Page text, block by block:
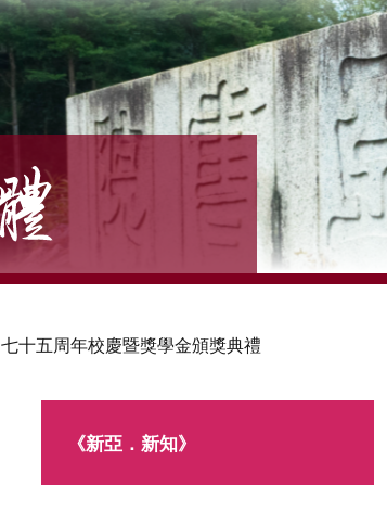
七十五周年校慶暨獎學金頒獎典禮
《新亞．新知》